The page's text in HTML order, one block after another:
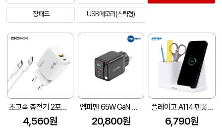
장패드 USB메모리(스틱형)
초고속 충전기 2포트 PD 25W 케이블 포함(DOXX)
4,560원
엠피맨 65W GaN 디스플레이 릴 케이블 일체형 2포트 접지 고속 충전기
20,800원
플레이고 A114 펜꽂이 멀티 무선충전기
6,790원